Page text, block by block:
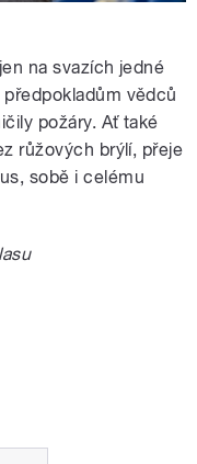
na svazích jedné
vědců
požáry. Ať také
růžových brýlí, přeje
sobě i celému